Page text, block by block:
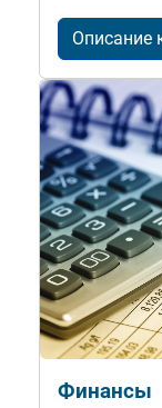
Описание
Финансы